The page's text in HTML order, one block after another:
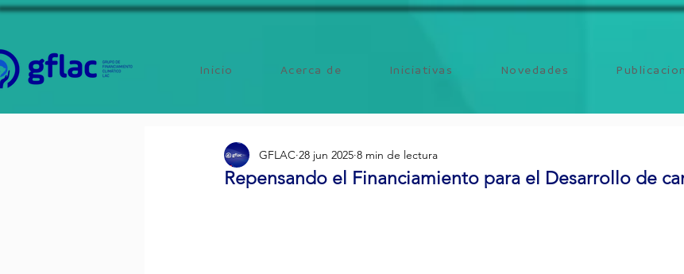
Inicio Acerca de Iniciativas Novedades
Repensando el Financiamiento para el Desarrollo de
GFLAC 28 jun 2025 8 min de lectura